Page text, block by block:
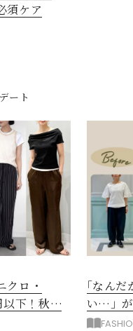
須ケア
ート
クロ・
下！秋ま
ボトムス3
｢なんだ
い…」
阪神梅